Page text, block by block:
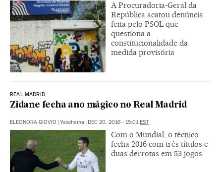
A Procuradoria-Geral da
República acatou denúncia
feita pelo PSOL que
questiona a
constitucionalidade da
medida provisória
REAL MADRID
Zidane fecha ano mágico no Real Madrid
ELEONORA GIOVIO | Yokohama | DEC 20, 2016 - 15:01EST
Com o Mundial, o técnico
fecha 2016 com três títulos e
duas derrotas em 53 jogos